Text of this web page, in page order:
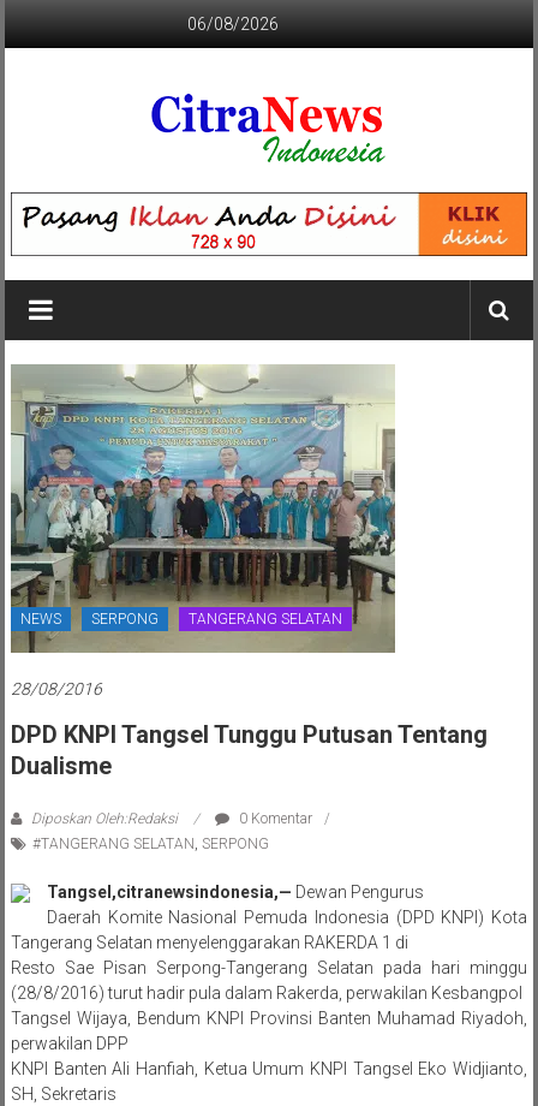
06/08/2026
CITRANEWS
INDONESIA
BERANI
DAN
KRISTIS
NEWS SERPONG TANGERANG SELATAN
28/08/2016
DPD KNPI Tangsel Tunggu Putusan Tentang
Dualisme
Diposkan Oleh:Redaksi
0 Komentar
#TANGERANG SELATAN , SERPONG
Tangsel,citranewsindonesia,— Dewan Pengurus
Daerah Komite Nasional Pemuda Indonesia (DPD KNPI) Kota
Tangerang Selatan menyelenggarakan RAKERDA 1 di
Resto Sae Pisan Serpong-Tangerang Selatan pada hari minggu
(28/8/2016) turut hadir pula dalam Rakerda, perwakilan Kesbangpol
Tangsel Wijaya, Bendum KNPI Provinsi Banten Muhamad Riyadoh,
perwakilan DPP
KNPI Banten Ali Hanfiah, Ketua Umum KNPI Tangsel Eko Widjianto,
SH, Sekretaris